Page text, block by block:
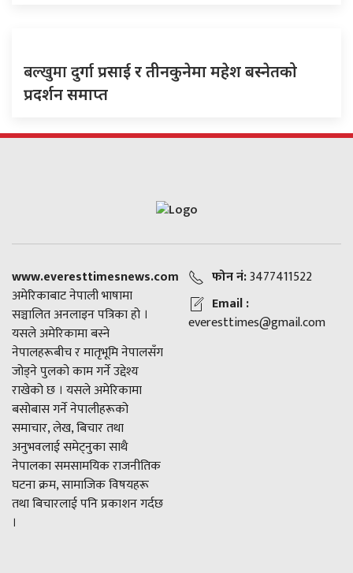
बल्खुमादुर्गा प्रसाई र तीनकुनेमा महेश बस्नेतको
प्रदर्शन समाप्त
www.everesttimesnews.com
अमेरिकाबाट नेपाली भाषामा
सञ्चालित अनलाइन पत्रिका हो ।
यसले अमेरिकामा बस्ने
नेपालहरूबीच र मातृभूमि नेपालसँग
जोड्ने पुलको काम गर्ने उद्देश्य
राखेको छ । यसले अमेरिकामा
बसोबास गर्ने नेपालीहरूको
समाचार, लेख, बिचार तथा
अनुभवलाई समेट्नुका साथै
नेपालका समसामयिक राजनीतिक
घटना क्रम, सामाजिक विषयहरू
तथा बिचारलाई पनि प्रकाशन गर्दछ
।
फोन नं:3477411522
Email :
everesttimes@gmail.com